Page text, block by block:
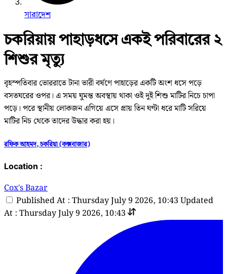
সারাদেশ
চকরিয়ায় পাহাড়ধসে একই পরিবারের ২
শিশুর মৃত্যু
বৃহস্পতিবার ভোররাতে টানা ভারী বর্ষণে পাহাড়ের একটি অংশ ধসে পড়ে
বসতঘরের ওপর। এ সময় ঘুমন্ত অবস্থায় থাকা ওই দুই শিশু মাটির নিচে চাপা
পড়ে। পরে স্থানীয় লোকজন এগিয়ে এসে প্রায় তিন ঘণ্টা ধরে মাটি সরিয়ে
মাটির নিচ থেকে তাদের উদ্ধার করা হয়।
রফিক আহমদ, চকরিয়া (কক্সবাজার)
Location :
Cox's Bazar
Published At : Thursday July 9 2026, 10:43 Updated
At : Thursday July 9 2026, 10:43